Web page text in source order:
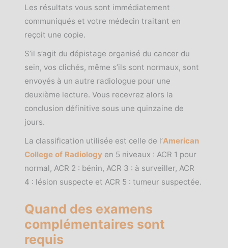
Les résultats vous sont immédiatement
communiqués et votre médecin traitant en
reçoit une copie.
S’il s’agit du dépistage organisé du cancer du
sein, vos clichés, même s’ils sont normaux, sont
envoyés à un autre radiologue pour une
deuxième lecture. Vous recevrez alors la
conclusion définitive sous une quinzaine de
jours.
La classification utilisée est celle de l’American
College of Radiology en 5 niveaux : ACR 1 pour
normal, ACR 2 : bénin, ACR 3 : à surveiller, ACR
4 : lésion suspecte et ACR 5 : tumeur suspectée.
Quand des examens
complémentaires sont
requis